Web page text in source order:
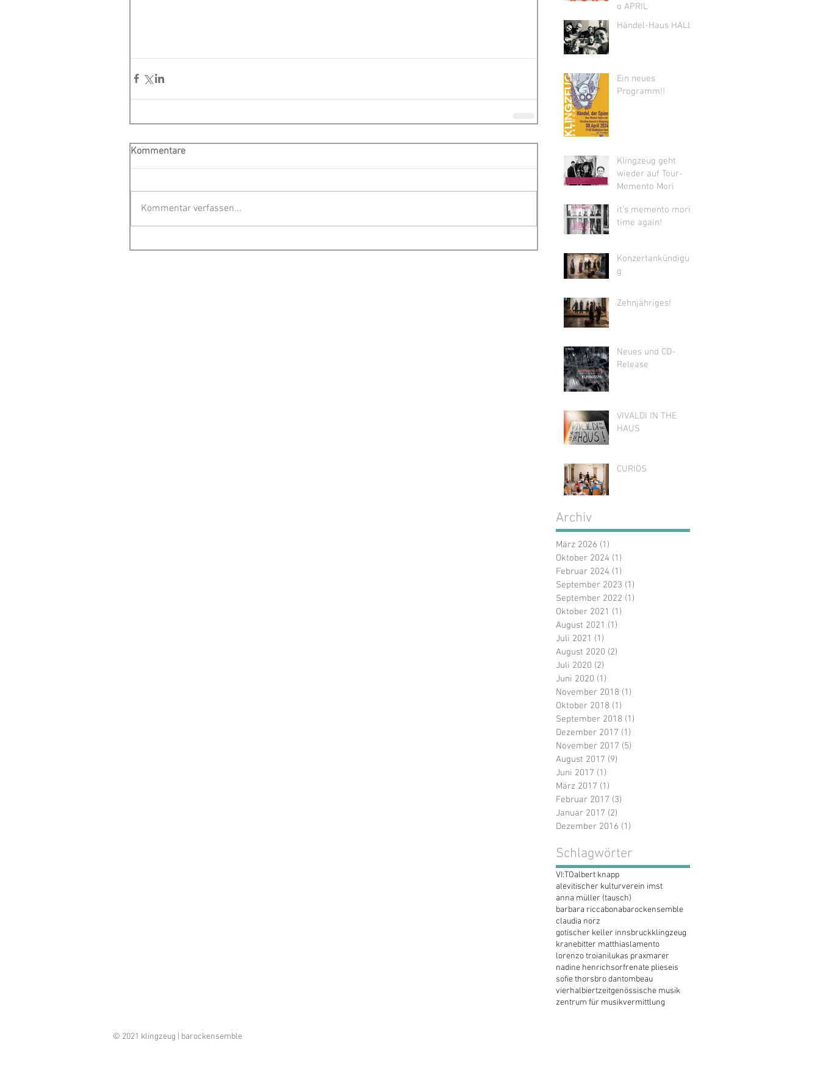
Kommentare
Kommentar verfassen...
g APRIL
Händel-Haus HALLE
Ein neues
Programm!!
Klingzeug geht
wieder auf Tour-
Memento Mori
it's memento mori-
time again!
Konzertankündigun
g
Zehnjähriges!
Neues und CD-
Release
VIVALDI IN THE
HAUS
CURIOS
Archiv
März 2026 (1)
Oktober 2024 (1)
Februar 2024 (1)
September 2023 (1)
September 2022 (1)
Oktober 2021 (1)
August 2021 (1)
Juli 2021 (1)
August 2020 (2)
Juli 2020 (2)
Juni 2020 (1)
November 2018 (1)
Oktober 2018 (1)
September 2018 (1)
Dezember 2017 (1)
November 2017 (5)
August 2017 (9)
Juni 2017 (1)
März 2017 (1)
Februar 2017 (3)
Januar 2017 (2)
Dezember 2016 (1)
Schlagwörter
VI:TOalbert knapp
alevitischer kulturverein imst
anna müller (tausch)
barbara riccabonabarockensemble
claudia norz
gotischer keller innsbruckklingzeug
kranebitter matthiaslamento
lorenzo troianilukas praxmarer
nadine henrichsorfrenate plieseis
sofie thorsbro dantombeau
vierhalbiertzeitgenössische musik
zentrum für musikvermittlung
© 2021 klingzeug | barockensemble